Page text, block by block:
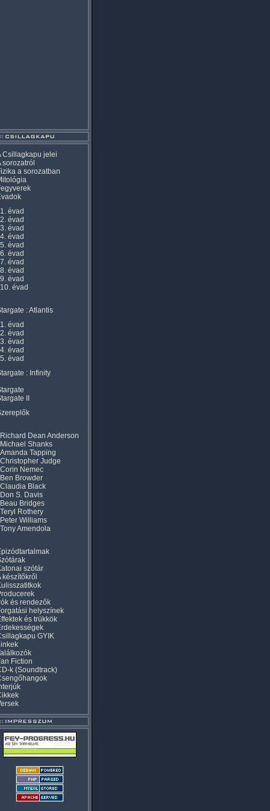
Csillagkapu jelei
sorozatról
a sorozatban
1. évad
2. évad
3. évad
4. évad
5. évad
6. évad
7. évad
8. évad
9. évad
10. évad
: Atlantis
1. évad
2. évad
3. évad
4. évad
5. évad
: Infinity
II
Richard Dean Anderson
Michael Shanks
Amanda Tapping
Christopher Judge
Corin Nemec
Ben Browder
Claudia Black
Don S. Davis
Beau Bridges
Teryl Rothery
Peter Williams
Tony Amendola
szótár
készítőkről
és rendezők
helyszínek
és trükkök
GYIK
Fiction
k (Soundtrack)